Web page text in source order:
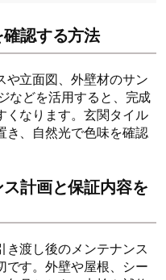
認する方法
や立面図、外壁材のサン
などを活用すると、完成
くなります。玄関タイル
き、自然光で色味を確認
計画と保証内容を
き渡し後のメンテナンス
です。外壁や屋根、シー